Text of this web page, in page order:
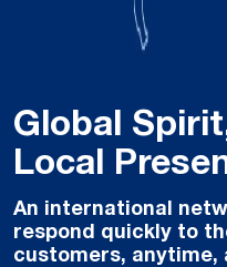
Global
Local
An international
respond quickly to
customers, anytime,